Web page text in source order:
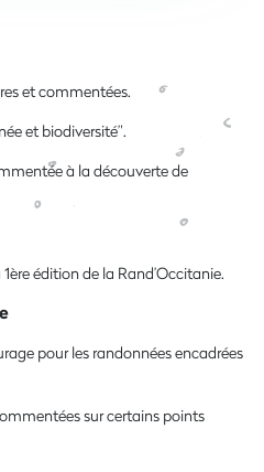
et commentées.
et biodiversité”.
à la découverte de
édition de la Rand’Occitanie.
pour les randonnées encadrées
sur certains points